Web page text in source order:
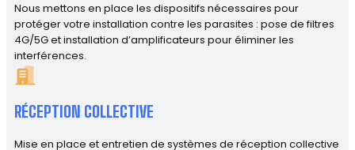
Nous mettons en place les dispositifs nécessaires pour
protéger votre installation contre les parasites : pose de filtres
4G/5G et installation d’amplificateurs pour éliminer les
interférences.
RÉCEPTION COLLECTIVE
Mise en place et entretien de systèmes de réception collective